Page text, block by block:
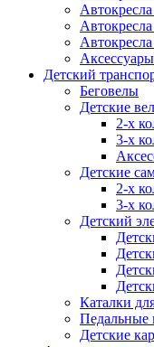
Детский
Беговелы
Детские
2-х
3-х
Детские
2-х
3-х
Детский
Каталки
Детские